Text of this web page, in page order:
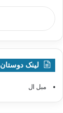
لینک دوستان
مبل ال